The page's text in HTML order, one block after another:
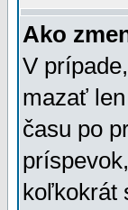
Ako
V
mazať
času po
koľkokrát